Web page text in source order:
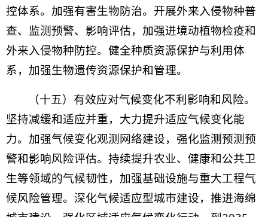
控体系。加强有害生物防治。开展外来入侵物种普
查、监测预警、影响评估，加强进境动植物检疫和
外来入侵物种防控。健全种质资源保护与利用体
系，加强生物遗传资源保护和管理。
（十五）有效应对气候变化不利影响和风险。
坚持减缓和适应并重，大力提升适应气候变化能
力。加强气候变化观测网络建设，强化监测预测预
警和影响风险评估。持续提升农业、健康和公共卫
生等领域的气候韧性，加强基础设施与重大工程气
候风险管理。深化气候适应型城市建设，推进海绵